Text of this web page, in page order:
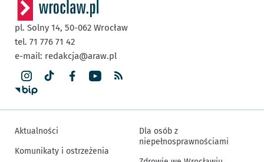
pl. Solny 14, 50-062 Wrocław
tel. 71 776 71 42
e-mail: redakcja@araw.pl
Aktualności
Komunikaty i ostrzeżenia
Dla osób z
niepełnosprawnościami